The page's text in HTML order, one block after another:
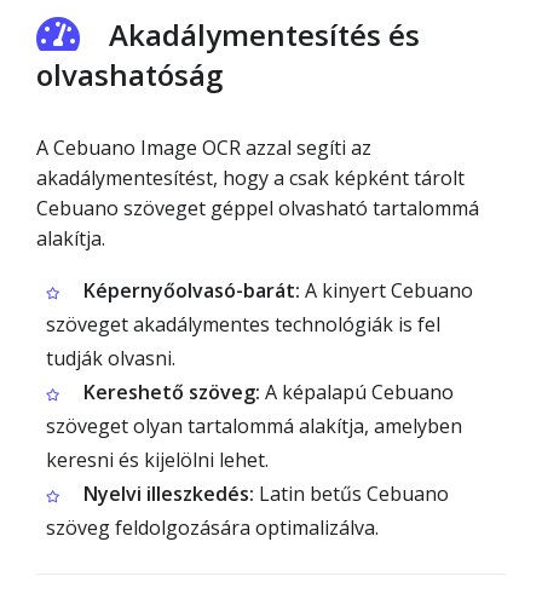
Akadálymentesítés és
olvashatóság
A Cebuano Image OCR azzal segíti az
akadálymentesítést, hogy a csak képként tárolt
Cebuano szöveget géppel olvasható tartalommá
alakítja.
Képernyőolvasó-barát: A kinyert Cebuano
szöveget akadálymentes technológiák is fel
tudják olvasni.
Kereshető szöveg: A képalapú Cebuano
szöveget olyan tartalommá alakítja, amelyben
keresni és kijelölni lehet.
Nyelvi illeszkedés: Latin betűs Cebuano
szöveg feldolgozására optimalizálva.